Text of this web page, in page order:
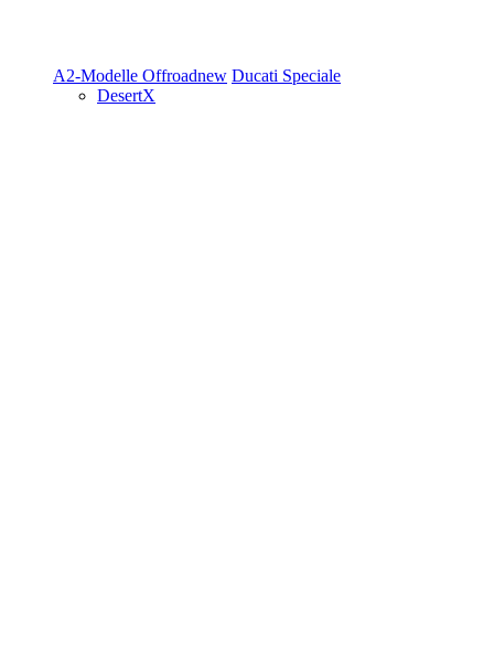
A2-Modelle Offroadnew Ducati Speciale
DesertX